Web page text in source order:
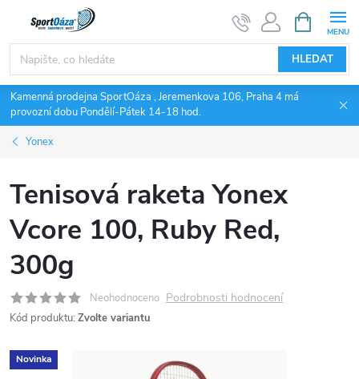
obsah
HLEDAT
NÁKUPNÍ
KOŠÍK
Kamenná prodejna SportOáza , Jeremenkova 106, Praha 4 má
provozní dobu Pondělí-Pátek 14-18 hod.
Yonex
Tenisová raketa Yonex
Vcore 100, Ruby Red,
300g
Neohodnoceno Podrobnosti hodnocení
Kód produktu: Zvolte variantu
Novinka